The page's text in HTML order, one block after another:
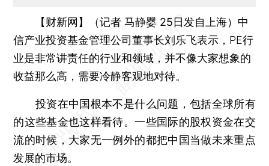
【财新网】（记者 马静婴 25日发自上海） 中
信产业投资基金管理公司董事长刘乐飞表示，PE行
业是非常讲责任的行业和领域，并不像大家想象的
收益那么高，需要冷静客观地对待。
投资在中国根本不是什么问题，包括全球所有
的这些基金也这样看待。一些国际的股权资金在交
流的时候，大家无一例外的都把中国当做未来重点
发展的市场。